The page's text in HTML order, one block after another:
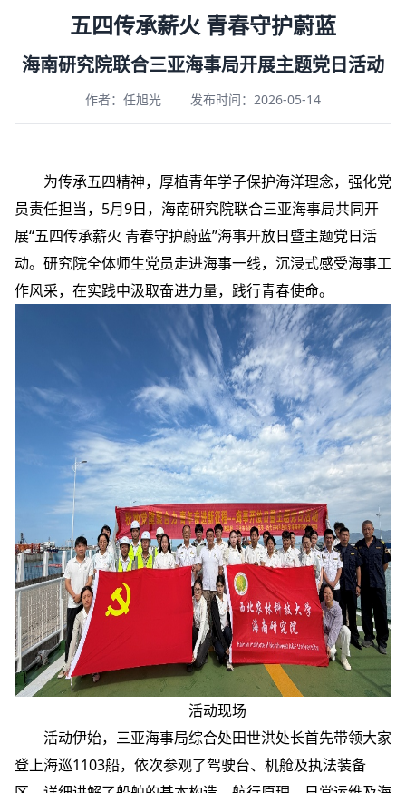
新闻动态
五四传承薪火 青春守护蔚蓝
海南研究院联合三亚海事局开展主题党日活动
作者：任旭光 发布时间：2026-05-14
为传承五四精神，厚植青年学子保护海洋理念，强化党
员责任担当，5月9日，海南研究院联合三亚海事局共同开
展“五四传承薪火 青春守护蔚蓝”海事开放日暨主题党日活
动。研究院全体师生党员走进海事一线，沉浸式感受海事工
作风采，在实践中汲取奋进力量，践行青春使命。
活动现场
活动伊始，三亚海事局综合处田世洪处长首先带领大家
登上海巡1103船，依次参观了驾驶台、机舱及执法装备